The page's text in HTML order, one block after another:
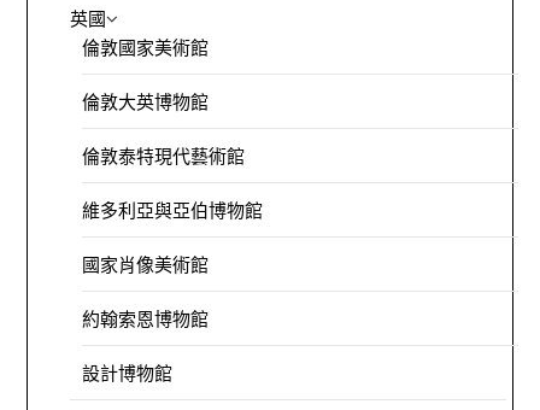
英國
倫敦國家美術館
倫敦大英博物館
倫敦泰特現代藝術館
維多利亞與亞伯博物館
國家肖像美術館
約翰索恩博物館
設計博物館